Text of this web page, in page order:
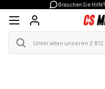
Brauchen Sie